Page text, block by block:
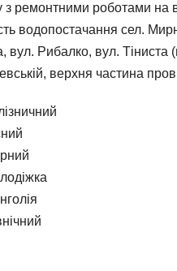
з ремонтними роботами на
водопостачання сел.
вул. Рибалко, вул.
верхня частина